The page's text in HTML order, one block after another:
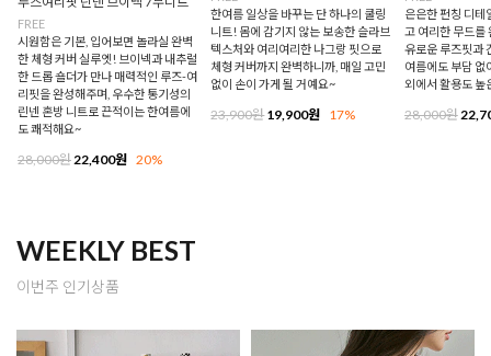
FREE
시원함은 기본, 입어보면 놀라실 완벽
한 체형 커버 실루엣! 브이넥과 내추럴
한 드롭 숄더가 만나 매력적인 루즈-여
리핏을 완성해주며, 우수한 통기성의
린넨 혼방 니트로 끈적이는 한여름에
도 쾌적해요~
28,000원22,400원 20%
한여름 일상을 바꾸는 단 하나의 쿨링
니트! 몸에 감기지 않는 보송한 슬라브
텍스처와 여리여리한 나그랑 핏으로
체형 커버까지 완벽하니까, 매일 고민
없이 손이 가게 될 거예요~
23,900원19,900원 17%
은은한 펀칭 디테
고 여리한 무드를
유로운 루즈핏과
여름에도 부담 없
외에서 활용도 높
28,000원
WEEKLY BEST
이번주 인기상품